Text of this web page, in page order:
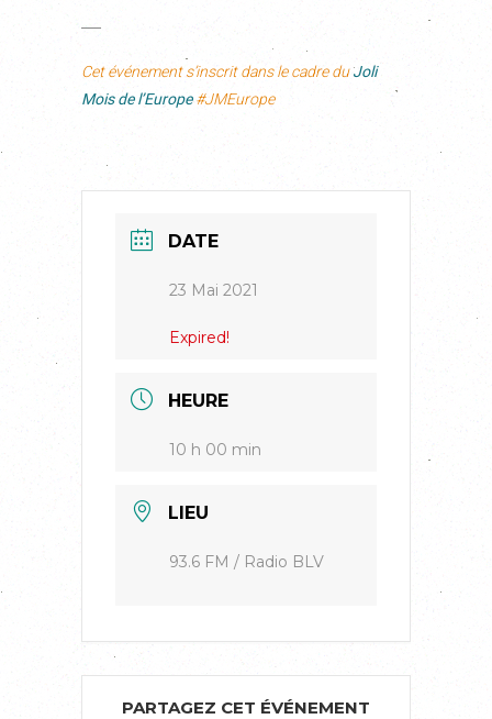
Cet événement s’inscrit dans le cadre duJoli
Mois de l’Europe#JMEurope
DATE
23 Mai 2021
Expired!
HEURE
10 h 00 min
LIEU
93.6 FM / Radio BLV
PARTAGEZ CET ÉVÉNEMENT